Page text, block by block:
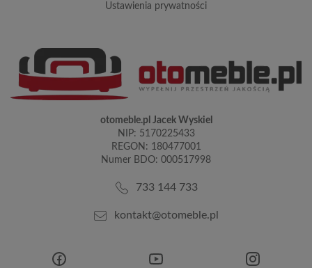
ustawienia prywatności
otomeble.pl Jacek Wyskiel
NIP: 5170225433
REGON: 180477001
Numer BDO: 000517998
733 144 733
kontakt@otomeble.pl